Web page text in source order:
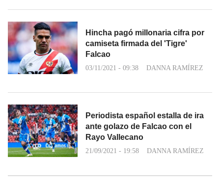
Hincha pagó millonaria cifra por
camiseta firmada del 'Tigre'
Falcao
03/11/2021 - 09:38 DANNA RAMÍREZ
Periodista español estalla de ira
ante golazo de Falcao con el
Rayo Vallecano
21/09/2021 - 19:58 DANNA RAMÍREZ